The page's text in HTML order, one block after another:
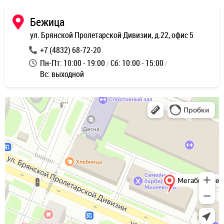
Бежица
ул. Брянской Пролетарской Дивизии, д.22, офис 5
+7 (4832) 68-72-20
Пн-Пт: 10:00 - 19:00 Сб: 10:00 - 15:00
Вс: выходной